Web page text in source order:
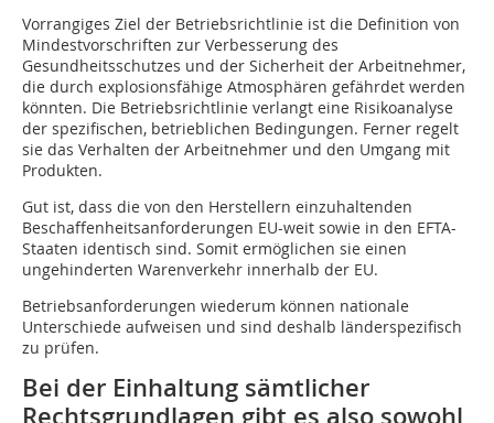
Vorrangiges Ziel der Betriebsrichtlinie ist die Definition von
Mindestvorschriften zur Verbesserung des
Gesundheitsschutzes und der Sicherheit der Arbeitnehmer,
die durch explosionsfähige Atmosphären gefährdet werden
könnten. Die Betriebsrichtlinie verlangt eine Risikoanalyse
der spezifischen, betrieblichen Bedingungen. Ferner regelt
sie das Verhalten der Arbeitnehmer und den Umgang mit
Produkten.
Gut ist, dass die von den Herstellern einzuhaltenden
Beschaffenheitsanforderungen EU-weit sowie in den EFTA-
Staaten identisch sind. Somit ermöglichen sie einen
ungehinderten Warenverkehr innerhalb der EU.
Betriebsanforderungen wiederum können nationale
Unterschiede aufweisen und sind deshalb länderspezifisch
zu prüfen.
Bei der Einhaltung sämtlicher